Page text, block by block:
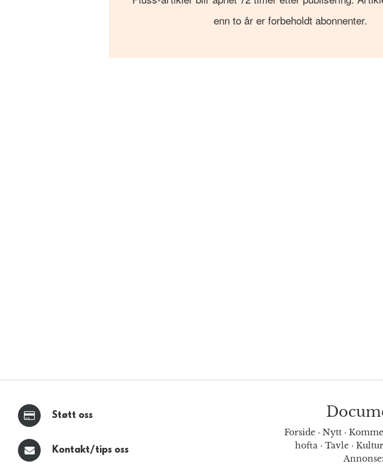
enn to år er forbeholdt abonnenter.
Støtt oss
Kontakt/tips oss
Forside · Nytt ·
hofta· Tavle· Kultur